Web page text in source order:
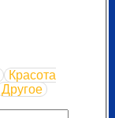
Красота
Другое